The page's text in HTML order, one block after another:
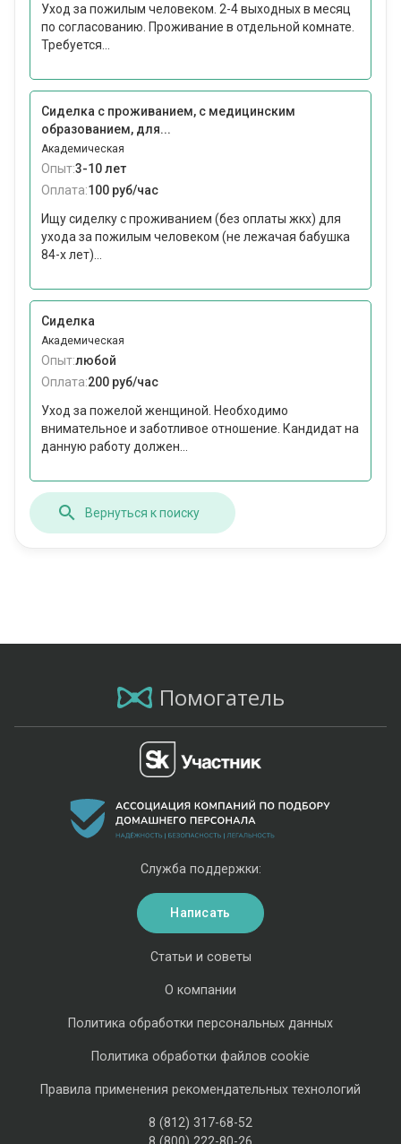
Уход за пожилым человеком. 2-4 выходных в месяц
по согласованию. Проживание в отдельной комнате.
Требуется...
Сиделка с проживанием, с медицинским
образованием, для...
Академическая
Опыт:3-10 лет
Оплата:100 руб/час
Ищу сиделку с проживанием (без оплаты жкх) для
ухода за пожилым человеком (не лежачая бабушка
84-х лет)...
Сиделка
Академическая
Опыт:любой
Оплата:200 руб/час
Уход за пожелой женщиной. Необходимо
внимательное и заботливое отношение. Кандидат на
данную работу должен...
Вернуться к поиску
Помогатель
Статьи и советы
О компании
Политика обработки персональных данных
Политика обработки файлов cookie
Правила применения рекомендательных технологий
8 (812) 317-68-52
Служба поддержки:
Написать